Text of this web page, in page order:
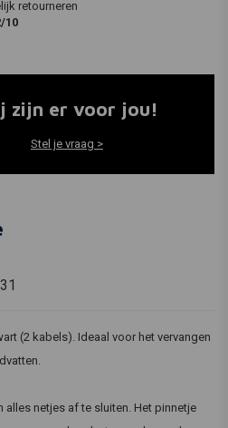
retourneren
10
zijn er voor jou!
Stel je vraag >
(2 kabels). Ideaal voor het vervangen
alles netjes af te sluiten. Het pinnetje